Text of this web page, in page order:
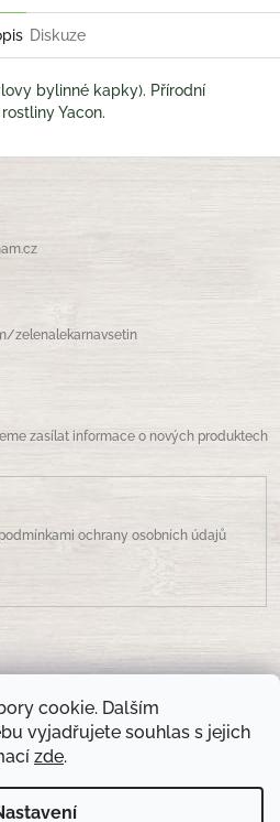
cookie. Dalším
vyjadřujete souhlas s jejich
zde.
Diskuze
bylinné kapky). Přírodní
Yacon.
zelenalekarnavsetin
zasílat informace o nových produktech
ochrany osobních údajů